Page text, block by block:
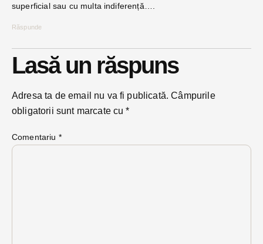
superficial sau cu multa indiferență….
Răspunde
Lasă un răspuns
Adresa ta de email nu va fi publicată. Câmpurile
obligatorii sunt marcate cu*
Comentariu *